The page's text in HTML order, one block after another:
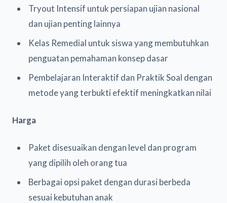
Tryout Intensif untuk persiapan ujian nasional
dan ujian penting lainnya
Kelas Remedial untuk siswa yang membutuhkan
penguatan pemahaman konsep dasar
Pembelajaran Interaktif dan Praktik Soal dengan
metode yang terbukti efektif meningkatkan nilai
Harga
Paket disesuaikan dengan level dan program
yang dipilih oleh orang tua
Berbagai opsi paket dengan durasi berbeda
sesuai kebutuhan anak